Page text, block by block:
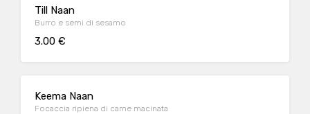
Till Naan
Burro e semi di sesamo
3.00 €
Keema Naan
Focaccia ripiena di carne macinata